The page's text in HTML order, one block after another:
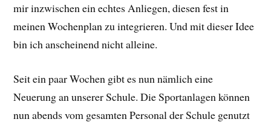
mir inzwischen ein echtes Anliegen, diesen fest in
meinen Wochenplan zu integrieren. Und mit dieser Idee
bin ich anscheinend nicht alleine.
Seit ein paar Wochen gibt es nun nämlich eine
Neuerung an unserer Schule. Die Sportanlagen können
nun abends vom gesamten Personal der Schule genutzt